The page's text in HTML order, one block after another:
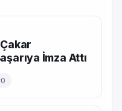
İmza Attı
0